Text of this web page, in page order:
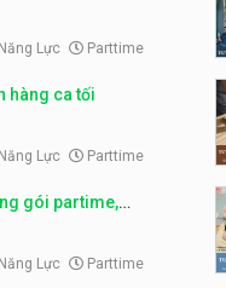
Lực Parttime
hàng ca tối
Lực Parttime
gói partime,
Lực Parttime